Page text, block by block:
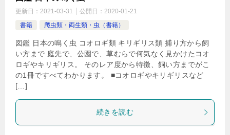
更新日： 2021-03-31 公開日： 2020-01-21
書籍
爬虫類・両生類・虫（書籍）
図鑑 日本の鳴く虫 コオロギ類 キリギリス類 捕り方から飼
い方まで 庭先で、公園で、草むらで何気なく見かけたコオ
ロギやキリギリス。 そのレア度から特徴、飼い方までがこ
の1冊ですべてわかります。 ■コオロギやキリギリスなど
[…]
続きを読む